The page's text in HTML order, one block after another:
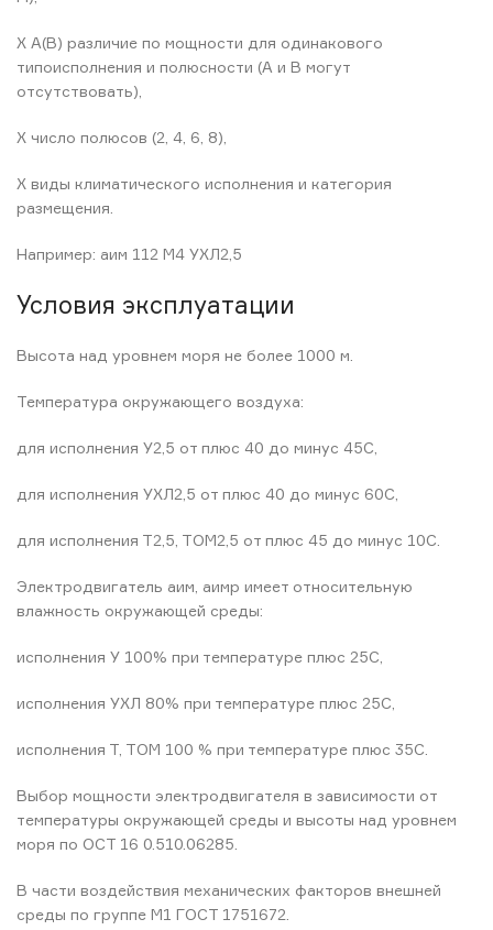
Х А(В) различие по мощности для одинакового
типоисполнения и полюсности (А и В могут
отсутствовать),
Х число полюсов (2, 4, 6, 8),
X виды климатического исполнения и категория
размещения.
Например: аим 112 М4 УХЛ2,5
Условия эксплуатации
Высота над уровнем моря не более 1000 м.
Температура окружающего воздуха:
для исполнения У2,5 от плюс 40 до минус 45С,
для исполнения УХЛ2,5 от плюс 40 до минус 60С,
для исполнения Т2,5, ТОМ2,5 от плюс 45 до минус 10С.
Электродвигатель аим, аимр имеет относительную
влажность окружающей среды:
исполнения У 100% при температуре плюс 25С,
исполнения УХЛ 80% при температуре плюс 25С,
исполнения Т, ТОМ 100 % при температуре плюс 35С.
Выбор мощности электродвигателя в зависимости от
температуры окружающей среды и высоты над уровнем
моря по ОСТ 16 0.510.06285.
В части воздействия механических факторов внешней
среды по группе М1 ГОСТ 1751672.